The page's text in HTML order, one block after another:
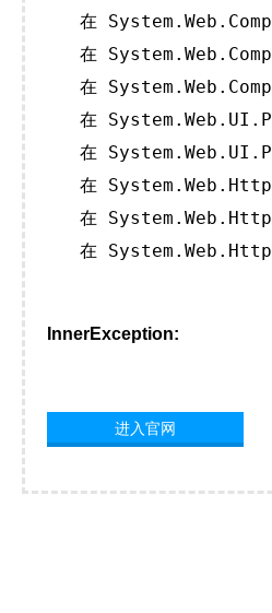
在
在
在
在
在
在
在
在
InnerException:
进入官网